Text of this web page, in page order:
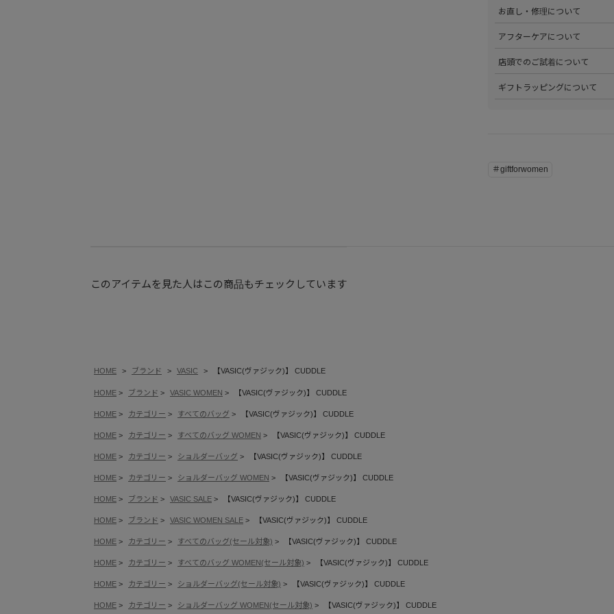
分割払いやご利用可能なクレ
発行中のクーポンはマイペー
確認ください。
お直し・修理について
>修理については内容を確認
詳しくはこちらをご覧ください
アフターケアについて
店頭でのご試着について
くはこちらをご覧ください。
ギフトラッピングについて
＃giftforwomen
このアイテムを見た人はこの商品もチェックしています
HOME ブランド VASIC 【VASIC(ヴァジック)】 CUDDLE
HOME ブランド VASIC WOMEN 【VASIC(ヴァジック)】 CUDDLE
HOME カテゴリー すべてのバッグ 【VASIC(ヴァジック)】 CUDDLE
HOME カテゴリー すべてのバッグ WOMEN 【VASIC(ヴァジック)】 CUDDLE
HOME カテゴリー ショルダーバッグ 【VASIC(ヴァジック)】 CUDDLE
HOME カテゴリー ショルダーバッグ WOMEN 【VASIC(ヴァジック)】 CUDDLE
HOME ブランド VASIC SALE 【VASIC(ヴァジック)】 CUDDLE
HOME ブランド VASIC WOMEN SALE 【VASIC(ヴァジック)】 CUDDLE
HOME カテゴリー すべてのバッグ(セール対象) 【VASIC(ヴァジック)】 CUDDLE
HOME カテゴリー すべてのバッグ WOMEN(セール対象) 【VASIC(ヴァジック)】 CUDDLE
HOME カテゴリー ショルダーバッグ(セール対象) 【VASIC(ヴァジック)】 CUDDLE
HOME カテゴリー ショルダーバッグ WOMEN(セール対象) 【VASIC(ヴァジック)】 CUDDLE